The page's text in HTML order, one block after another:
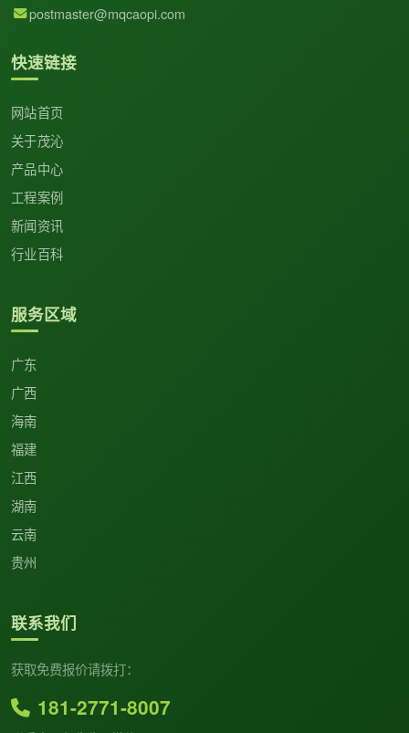
postmaster@mqcaopi.com
快速链接
网站首页
关于茂沁
产品中心
工程案例
新闻资讯
行业百科
服务区域
广东
广西
海南
福建
江西
湖南
云南
贵州
联系我们
获取免费报价请拨打：
181-2771-8007